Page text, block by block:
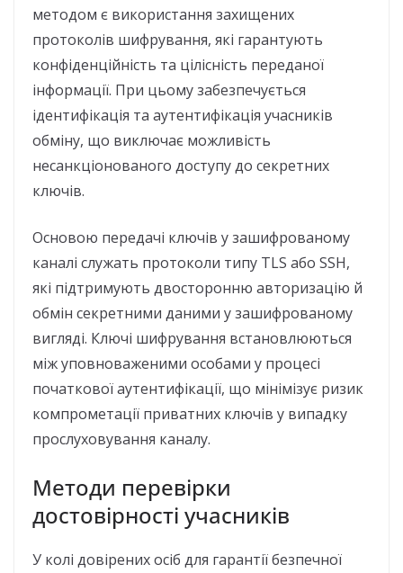
методом є використання захищених
протоколів шифрування, які гарантують
конфіденційність та цілісність переданої
інформації. При цьому забезпечується
ідентифікація та аутентифікація учасників
обміну, що виключає можливість
несанкціонованого доступу до секретних
ключів.
Основою передачі ключів у зашифрованому
каналі служать протоколи типу TLS або SSH,
які підтримують двосторонню авторизацію й
обмін секретними даними у зашифрованому
вигляді. Ключі шифрування встановлюються
між уповноваженими особами у процесі
початкової аутентифікації, що мінімізує ризик
компрометації приватних ключів у випадку
прослуховування каналу.
Методи перевірки
достовірності учасників
У колі довірених осіб для гарантії безпечної